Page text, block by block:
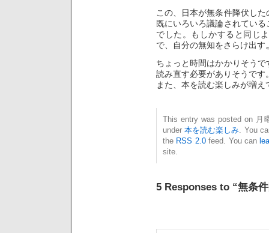
この、日本が無条件降伏し
既にいろいろ議論されてい
でした。もしかすると同じ
で、自分の無知をさらけ出
ちょっと時間はかかりそう
読み直す必要がありそうです
また、本を読む楽しみが増え
This entry was posted on 月
under本を読む楽しみ. You
the RSS 2.0feed. You can
site.
5 Responses to “無条